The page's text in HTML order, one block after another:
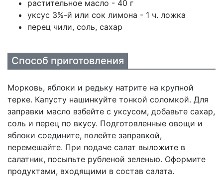
растительное масло - 40 г
уксус 3%-й или сок лимона - 1 ч. ложка
перец чили, соль, сахар
Способ приготовления
Морковь, яблоки и редьку натрите на крупной
терке. Капусту нашинкуйте тонкой соломкой. Для
заправки масло взбейте с уксусом, добавьте сахар,
соль и перец по вкусу. Подготовленные овощи и
яблоки соедините, полейте заправкой,
перемешайте. При подаче салат выложите в
салатник, посыпьте рубленой зеленью. Оформите
продуктами, входящими в состав салата.